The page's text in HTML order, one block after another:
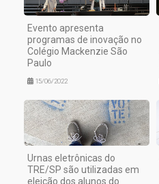
Evento apresenta
programas de inovação no
Colégio Mackenzie São
Paulo
15/06/2022
Urnas eletrônicas do
TRE/SP são utilizadas em
eleição dos alunos do